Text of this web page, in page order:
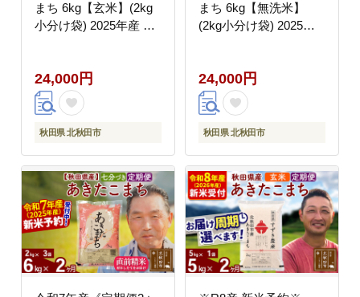
まち 6kg【玄米】(2kg
小分け袋) 2025年産 お
整OK お米 おおもり [お
おもり 秋田 お米 あき
たこまち 米どころ 東北
北秋田市 定期便 毎月お
24,000円
秋田県 北秋田市
まち 6kg【無洗米】
(2kg小分け袋) 2025年
に調整OK お米 おおも
り [おおもり 秋田 お米
あきたこまち 米どころ
東北 北秋田市 定期便
24,000円
秋田県 北秋田市